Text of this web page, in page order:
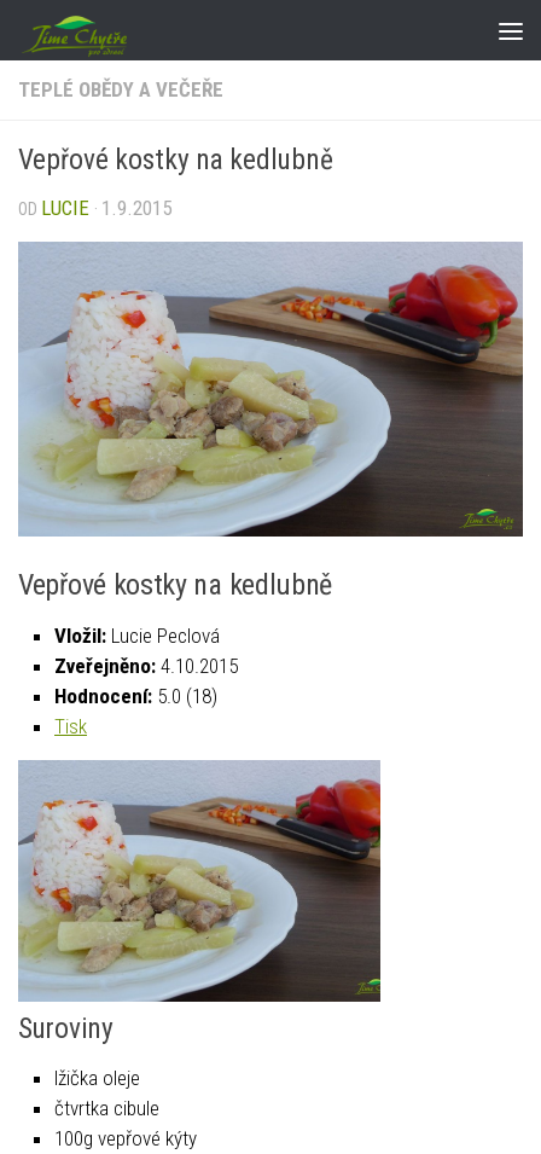
Skip to content
TEPLÉ OBĚDY A VEČEŘE
Vepřové kostky na kedlubně
OD LUCIE · 1.9.2015
Vepřové kostky na kedlubně
Vložil: Lucie Peclová
Zveřejněno: 4.10.2015
Hodnocení: 5.0 (18)
Tisk
Suroviny
lžička oleje
čtvrtka cibule
100g vepřové kýty